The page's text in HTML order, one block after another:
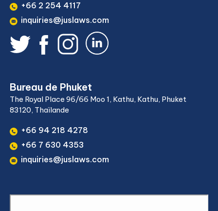
+66 2 254 4117
inquiries@juslaws.com
Bureau de Phuket
The Royal Place 96/66 Moo 1, Kathu, Kathu, Phuket
83120, Thaïlande
+66 94 218 4278
+66 7 630 4353
inquiries@juslaws.com